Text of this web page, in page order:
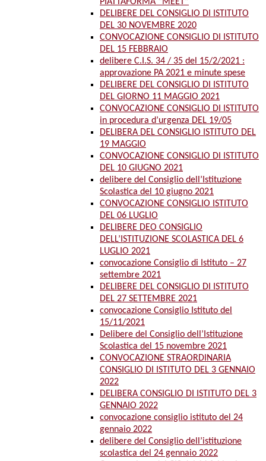
PIATTAFORMA “MEET”
DELIBERE DEL CONSIGLIO DI ISTITUTO
DEL 30 NOVEMBRE 2020
CONVOCAZIONE CONSIGLIO DI ISTITUTO
DEL 15 FEBBRAIO
delibere C.I.S. 34 / 35 del 15/2/2021 :
approvazione PA 2021 e minute spese
DELIBERE DEL CONSIGLIO DI ISTITUTO
DEL GIORNO 11 MAGGIO 2021
CONVOCAZIONE CONSIGLIO DI ISTITUTO
in procedura d’urgenza DEL 19/05
DELIBERA DEL CONSIGLIO ISTITUTO DEL
19 MAGGIO
CONVOCAZIONE CONSIGLIO DI ISTITUTO
DEL 10 GIUGNO 2021
delibere del Consiglio dell’Istituzione
Scolastica del 10 giugno 2021
CONVOCAZIONE CONSIGLIO ISTITUTO
DEL 06 LUGLIO
DELIBERE DEO CONSIGLIO
DELL’ISTITUZIONE SCOLASTICA DEL 6
LUGLIO 2021
convocazione Consiglio di Istituto – 27
settembre 2021
DELIBERE DEL CONSIGLIO DI ISTITUTO
DEL 27 SETTEMBRE 2021
convocazione Consiglio Istituto del
15/11/2021
Delibere del Consiglio dell’Istituzione
Scolastica del 15 novembre 2021
CONVOCAZIONE STRAORDINARIA
CONSIGLIO DI ISTITUTO DEL 3 GENNAIO
2022
DELIBERA CONSIGLIO DI ISTITUTO DEL 3
GENNAIO 2022
convocazione consiglio istituto del 24
gennaio 2022
delibere del Consiglio dell’istituzione
scolastica del 24 gennaio 2022